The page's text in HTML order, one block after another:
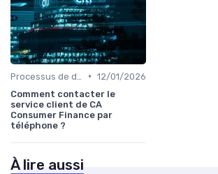
• 12/01/2026
Comment contacter le
service client de CA
Consumer Finance par
téléphone ?
À lire aussi